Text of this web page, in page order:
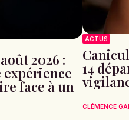
2026 :
face à un
ACTUS
14
CLÉMENCE